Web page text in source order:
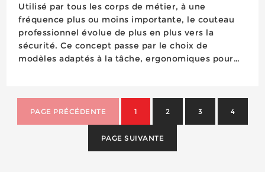
Utilisé par tous les corps de métier, à une
fréquence plus ou moins importante, le couteau
professionnel évolue de plus en plus vers la
sécurité. Ce concept passe par le choix de
modèles adaptés à la tâche, ergonomiques pour
coupur...
PAGE PRÉCÉDENTE 1 2 3 4
PAGE SUIVANTE